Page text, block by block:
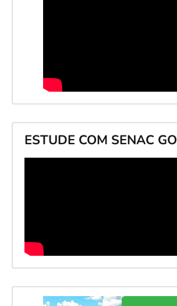
ESTUDE COM SENAC